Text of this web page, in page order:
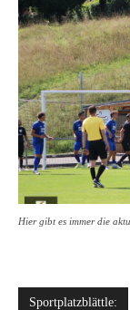
Hier gibt es immer die
Sportplatzblättle: